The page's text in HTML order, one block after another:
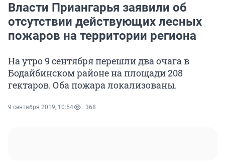
Власти Приангарья заявили об
отсутствии действующих лесных
пожаров на территории региона
На утро 9 сентября перешли два очага в
Бодайбинском районе на площади 208
гектаров. Оба пожара локализованы.
9 сентября 2019, 10:54 368